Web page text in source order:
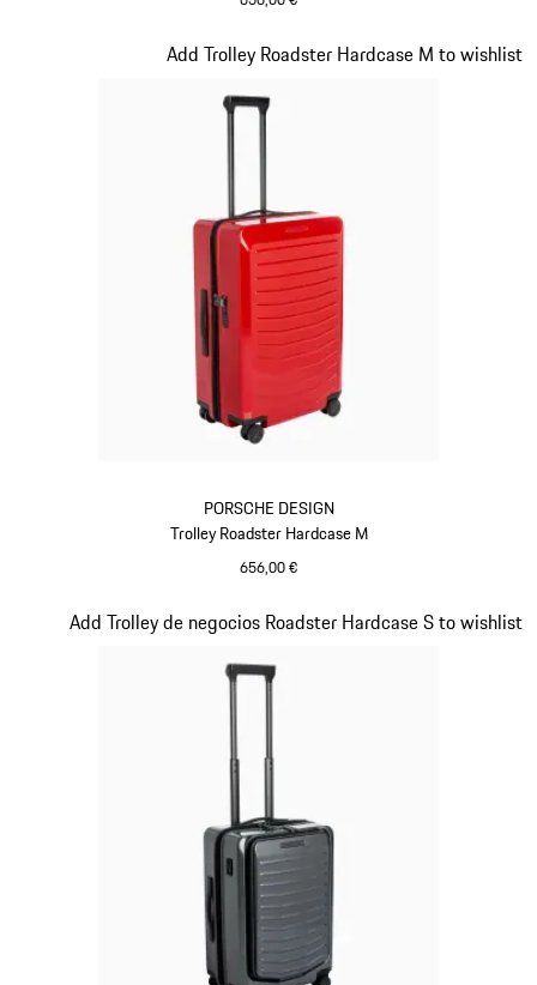
PORSCHE DESIGN
Trolley Roadster Hardcase M
656,00 €
Add Trolley Roadster Hardcase M to wishlist
Diapositiva 13 de 20
Add Trolley de negocios Roadster Hardcase S to wishlist
Diapositiva 14 de 20